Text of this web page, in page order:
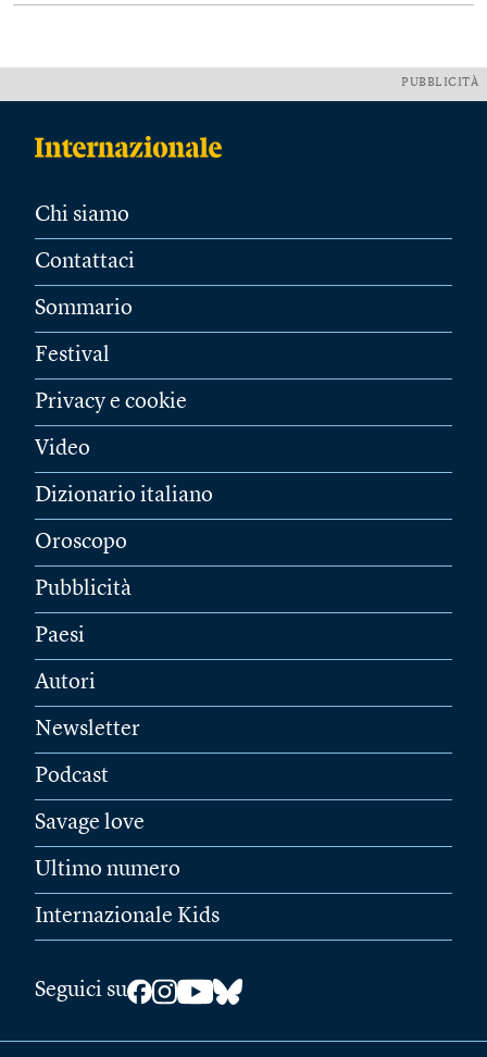
PUBBLICITÀ
Chi siamo
Contattaci
Sommario
Festival
Privacy e cookie
Video
Dizionario italiano
Oroscopo
Pubblicità
Paesi
Autori
Newsletter
Podcast
Savage love
Ultimo numero
Internazionale Kids
Seguici su